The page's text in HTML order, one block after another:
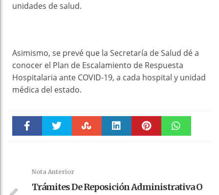
unidades de salud.
Asimismo, se prevé que la Secretaría de Salud dé a
conocer el Plan de Escalamiento de Respuesta
Hospitalaria ante COVID-19, a cada hospital y unidad
médica del estado.
Nota Anterior
Trámites De Reposición Administrativa O